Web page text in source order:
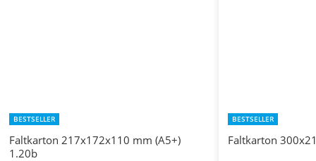
BESTSELLER
Faltkarton 217x172x110 mm (A5+)
1.20b
BESTSELLER
Faltkarton